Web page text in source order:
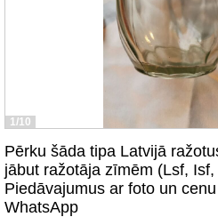
1/10
Pērku šāda tipa Latvijā
jābut ražotāja zīmēm (Lsf,
Piedāvajumus ar foto un
WhatsApp